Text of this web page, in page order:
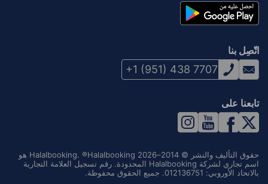
اتّصِل بنا
+1 (951) 438 7707
تابعنا على
حقوق التأليف والنشر © 2014–2026 Halalbooking. ®Halalbooking هو
اسم تجاري لشركة Halalbooking المحدودة. رقم تسجيل العلامة التجارية
بالاتحاد الأوروبي: 012136751. جميع الحقوق محفوظة.